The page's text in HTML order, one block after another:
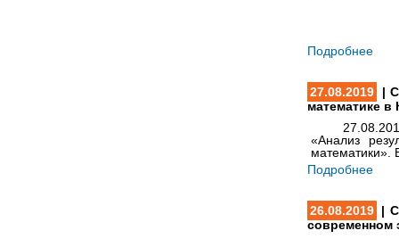
Подробнее
27.08.2019
|
математике в
27.08.2019
«Анализ
математики».
Подробнее
26.08.2019 |
современном